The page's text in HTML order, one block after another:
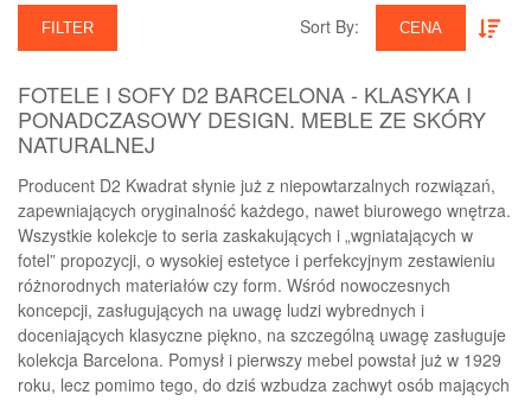
FILTER Sort By:‎ CENA
FOTELE I SOFY D2 BARCELONA - KLASYKA I
PONADCZASOWY DESIGN. MEBLE ZE SKÓRY
NATURALNEJ
Producent D2 Kwadrat słynie już z niepowtarzalnych rozwiązań,
zapewniających oryginalność każdego, nawet biurowego wnętrza.
Wszystkie kolekcje to seria zaskakujących i „wgniatających w
fotel” propozycji, o wysokiej estetyce i perfekcyjnym zestawieniu
różnorodnych materiałów czy form. Wśród nowoczesnych
koncepcji, zasługujących na uwagę ludzi wybrednych i
doceniających klasyczne piękno, na szczególną uwagę zasługuje
kolekcja Barcelona. Pomysł i pierwszy mebel powstał już w 1929
roku, lecz pomimo tego, do dziś wzbudza zachwyt osób mających